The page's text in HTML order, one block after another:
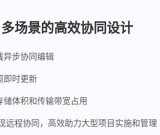
场景的高效协同设计
异步协同编辑
即时更新
体积和传输带宽占用
远程协同，高效助力大型项目实施和管理